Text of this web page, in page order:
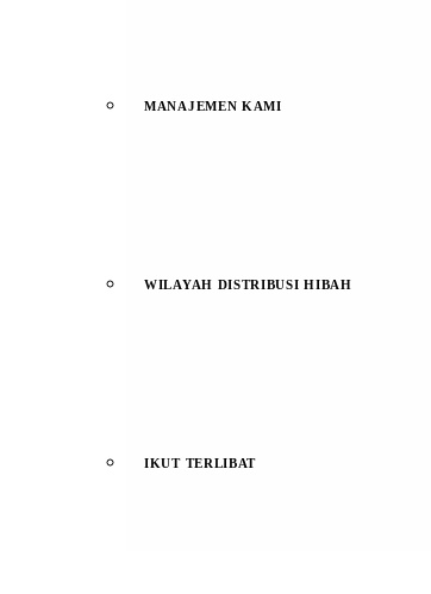
MANAJEMEN KAMI
WILAYAH DISTRIBUSI HIBAH
IKUT TERLIBAT